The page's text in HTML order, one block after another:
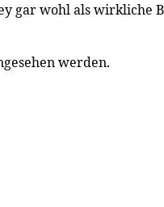
gar wohl als wirkliche
werden.